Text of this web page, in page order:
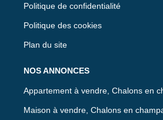
Politique de confidentialité
Politique des cookies
Plan du site
NOS ANNONCES
Appartement à vendre, Chalons en
Maison à vendre, Chalons en